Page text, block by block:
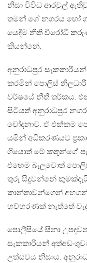
නිසා විවිධ ආරවුල්
තමන් ගේ නගරය හෝ
යෙදීම නීති විරෝධී
කියන්නේ.
අනුරාධපුර
කරමින් පොලිස්
වර්ෂයේ නීති තර්කය.
සිටියත් අනුරාධපුර
චෝදනාව​. ඒ එක්කම
යමින් අධිකරණයට
ගියොත් මේ කතුන්ගේ
එහෙම බැලුවොත්
තුරු සිදුවන්නේ
කාන්තාවන්ගෙන්
හව්හරණක් නැත්තේ
පොලීසියේ සිනා
සැකකාරියන්
උත්සවය නිසාය​.